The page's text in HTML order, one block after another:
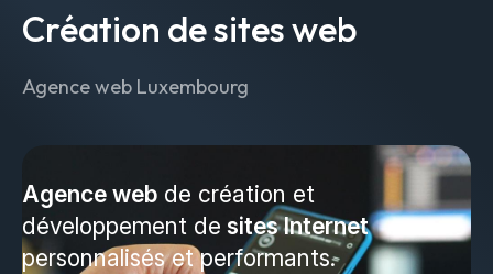
Strategy
Stratégie marketing
Web Analytics & Reporting
Création de sites web
Agence web Luxembourg
Agence web de création et
développement de sites Internet
personnalisés et performants.